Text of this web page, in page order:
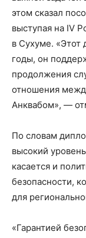
этом сказал
выступая на IV
в Сухуме. «Этот
годы, он
продолжения
отношения
Анквабом», —
По словам
высокий
касается и
безопасности,
для
«Гарантией